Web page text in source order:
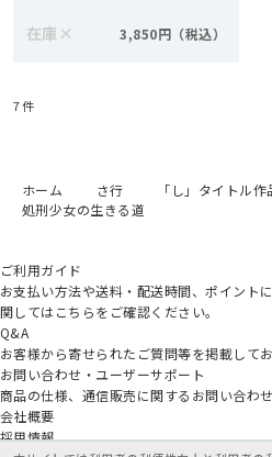
在庫 × 3,850円
7件
ホーム さ行
「し」タイトル作
処刑少女の生きる道
ご利用ガイド
お支払い方法や送料・配送時間、ポイント
関してはこちらをご確認ください。
Q&A
お客様から寄せられたご質問等を掲載してお
お問い合わせ・ユーザーサポート
商品の仕様、通信販売に関するお問い合わせ
会社概要
採用情報